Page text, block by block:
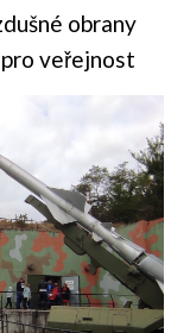
obrany
veřejnost